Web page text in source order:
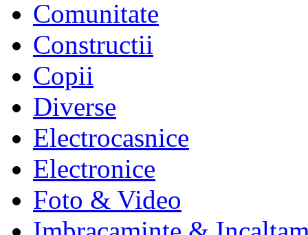
Comunitate
Constructii
Copii
Diverse
Electrocasnice
Electronice
Foto & Video